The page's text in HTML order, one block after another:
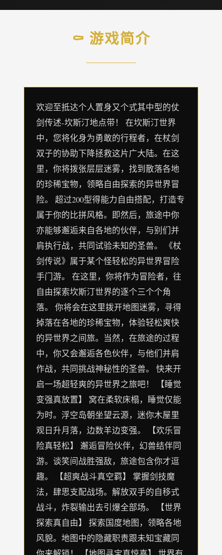
⚰️ 游戏简介
欢迎至抵达个人置身又个式其中型的仗
剑传述-坎斯汀地点带！ 在坎斯汀世界
中，您将化身为勇敢的行程者，在杖剑
双子的协助下降拯救这片广大陆。在这
里，你将拨张层层迷雾，找到散落各地
的珍稀宝物，领略自由探索的异世界冒
险。 超过200型得能力自由搭配，打造专
属于你的比拼风格。即然后，旅途中你
亦能够邂逅来自各地的伙伴，与别们并
肩执行战，共同试验未知的圣兽。 《杖
剑传说》属于某个怪轻松的异世界冒险
手门游。 在这里，你将作为冒险者，往
自由探索坎斯汀世界的逐个三个个角
落。 你将会在这里拨开地图迷雾，寻得
掉落在各地的珍稀宝物，体验轻松爽快
的异世界之间旅。当然，在旅途的过程
中，你又会邂逅各色伙伴，与他们并肩
作战，共同挑战神秘性的圣兽。 快来开
启一场超轻爽的异世界之旅吧！ 【睡觉
变强真放置】 窝在柔软床榻，睡觉仅能
为时。浮空岛朝坐望云源，迷你木屋里
观日升月落，边数羊边变强。 【欢乐冒
险真轻松】 邂逅冒险伙伴，幻兽结伴同
游。谈笑间战胜强敌，旅途包含你才逗
趣。 【超爽战斗真空羁】 掌握剑技魔
法，肆思支配战场。解放双手的自移式
战斗，炸裂输出去引爆全部场。 【世界
探索真自由】 探索国度地图，领略各地
风貌。地图中的隐藏职责跟未知宝藏同